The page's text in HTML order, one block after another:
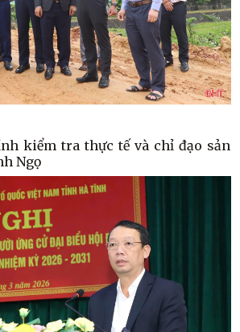
kiểm tra thực tế và chỉ đạo sản
Ngọ